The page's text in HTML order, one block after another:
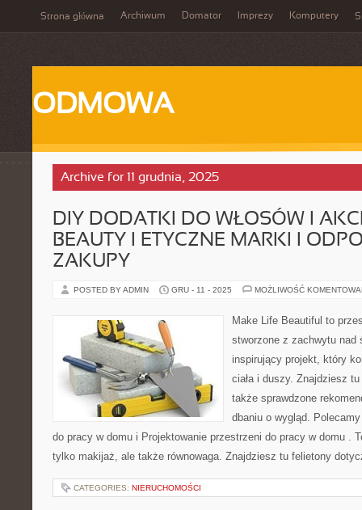
Strona główna Archiwum Domator Imprezy Komputery
ODMOWA
Archive for 11 grudnia, 2025
DIY DODATKI DO WŁOSÓW I
BEAUTY I ETYCZNE MARKI I
ZAKUPY
POSTED BY ADMIN GRU - 11 - 2025 MOŻLIWOŚĆ
Make Life Beautiful to
stworzone z zachwytu nad
inspirujący projekt, który
ciała i duszy. Znajdziesz
także sprawdzone
dbaniu o wygląd.
do pracy w domu i Projektowanie przestrzeni do pracy w domu .
tylko makijaż, ale także równowaga. Znajdziesz tu felietony
CATEGORIES: NIERUCHOMOŚCI